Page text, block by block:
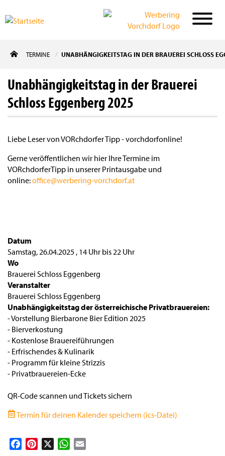
zum
TERMINE UNABHÄNGIGKEITSTAG IN DER BRAUEREI SCHLOSS
Unabhängigkeitstag in der Brauerei
Schloss Eggenberg 2025
Liebe Leser von VORchdorfer Tipp - vorchdorfonline!
Gerne veröffentlichen wir hier Ihre Termine im
VORchdorferTipp in unserer Printausgabe und
online:office@werbering-vorchdorf.at
Datum
Samstag, 26.04.2025 , 14 Uhr bis22 Uhr
Wo
Brauerei Schloss Eggenberg
Veranstalter
Brauerei Schloss Eggenberg
Unabhängigkeitstag der österreichische Privatbrauereien:
- Vorstellung Bierbarone Bier Edition 2025
- Bierverkostung
- Kostenlose Brauereiführungen
- Erfrischendes & Kulinarik
- Programm für kleine Strizzis
- Privatbrauereien-Ecke
QR-Code scannen und Tickets sichern
Termin für deinen Kalender speichern (ics-Datei)
FacebookPinterest WhatsApp